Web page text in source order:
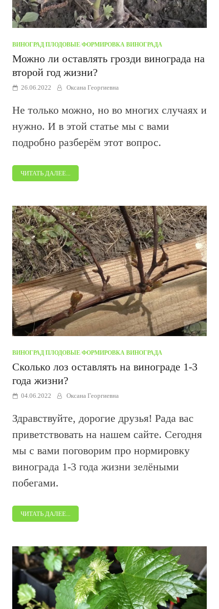
ВИНОГРАД ПЛОДОВЫЕ ФОРМИРОВКА ВИНОГРАДА
Можно ли оставлять грозди винограда на
второй год жизни?
26.06.2022 Оксана Георгиевна
Не только можно, но во многих случаях и
нужно. И в этой статье мы с вами
подробно разберём этот вопрос.
ЧИТАТЬ ДАЛЕЕ...
ВИНОГРАД ПЛОДОВЫЕ ФОРМИРОВКА ВИНОГРАДА
Сколько лоз оставлять на винограде 1-3
года жизни?
04.06.2022 Оксана Георгиевна
Здравствуйте, дорогие друзья! Рада вас
приветствовать на нашем сайте. Сегодня
мы с вами поговорим про нормировку
винограда 1-3 года жизни зелёными
побегами.
ЧИТАТЬ ДАЛЕЕ...